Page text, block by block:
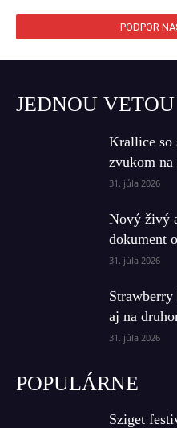
PODPOR
JEDNOU VETOU
Krallice so
zvukom na
31. júla 2026
Nový živý
dokument
31. júla 2026
aj na
31. júla 2026
POPULÁRNE
Sziget